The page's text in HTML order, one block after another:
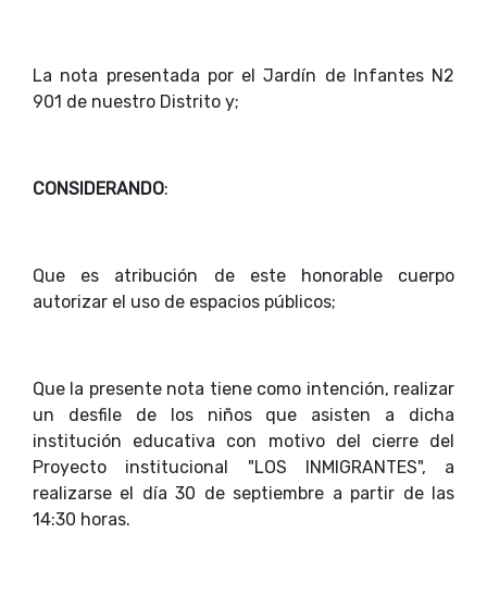
La nota presentada por el Jardín de Infantes N2
901 de nuestro Distrito y;
CONSIDERANDO:
Que es atribución de este honorable cuerpo
autorizar el uso de espacios públicos;
Que la presente nota tiene como intención, realizar
un desfile de los niños que asisten a dicha
institución educativa con motivo del cierre del
Proyecto institucional "LOS INMIGRANTES", a
realizarse el día 30 de septiembre a partir de las
14:30 horas.